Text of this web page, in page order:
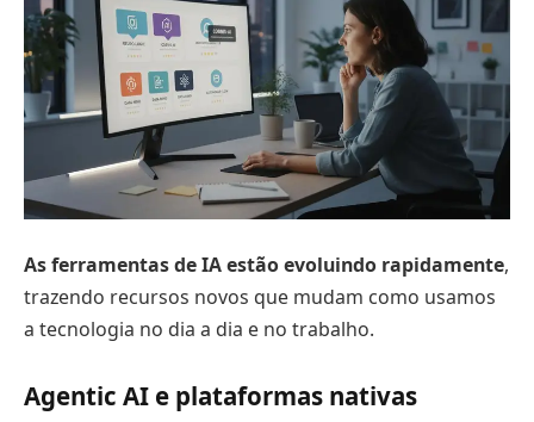
As ferramentas de IA estão evoluindo rapidamente,
trazendo recursos novos que mudam como usamos
a tecnologia no dia a dia e no trabalho.
Agentic AI e plataformas nativas